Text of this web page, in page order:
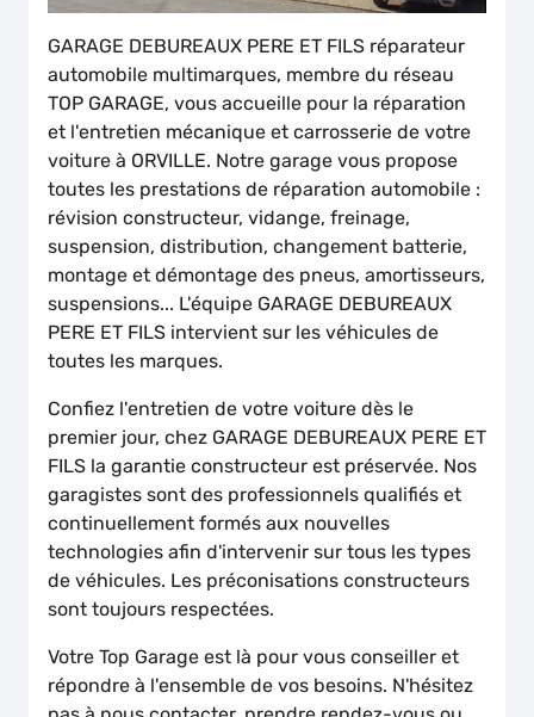
GARAGE DEBUREAUX PERE ET FILS réparateur
automobile multimarques, membre du réseau
TOP GARAGE, vous accueille pour la réparation
et l'entretien mécanique et carrosserie de votre
voiture à ORVILLE. Notre garage vous propose
toutes les prestations de réparation automobile :
révision constructeur, vidange, freinage,
suspension, distribution, changement batterie,
montage et démontage des pneus, amortisseurs,
suspensions... L'équipe GARAGE DEBUREAUX
PERE ET FILS intervient sur les véhicules de
toutes les marques.
Confiez l'entretien de votre voiture dès le
premier jour, chez GARAGE DEBUREAUX PERE ET
FILS la garantie constructeur est préservée. Nos
garagistes sont des professionnels qualifiés et
continuellement formés aux nouvelles
technologies afin d'intervenir sur tous les types
de véhicules. Les préconisations constructeurs
sont toujours respectées.
Votre Top Garage est là pour vous conseiller et
répondre à l'ensemble de vos besoins. N'hésitez